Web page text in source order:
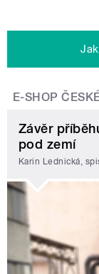
E-SHOP
Závěr
pod zemí
Karin Lednická,